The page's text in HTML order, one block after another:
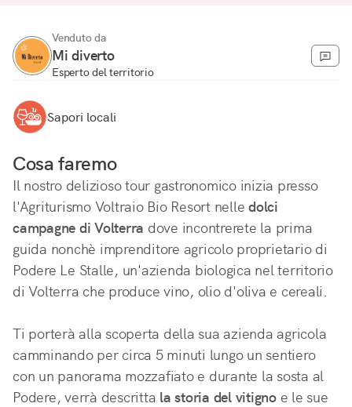
Venduto da
Mi diverto
Esperto del territorio
Sapori locali
Cosa faremo
Il nostro delizioso tour gastronomico inizia presso
l'Agriturismo Voltraio Bio Resort nelle dolci
campagne di Volterra dove incontrerete la prima
guida nonchè imprenditore agricolo proprietario di
Podere Le Stalle, un'azienda biologica nel territorio
di Volterra che produce vino, olio d'oliva e cereali.
Ti porterà alla scoperta della sua azienda agricola
camminando per circa 5 minuti lungo un sentiero
con un panorama mozzafiato e durante la sosta al
Podere, verrà descritta la storia del vitigno e le sue